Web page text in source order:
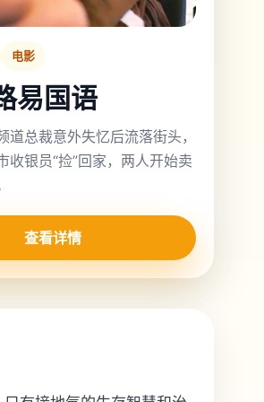
电影
易国语
道总裁意外失忆后流落街头，
收银员“捡”回家，两人开始卖
查看详情